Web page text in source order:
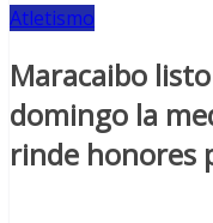
Atletismo
Maracaibo
domingo la
rinde honores